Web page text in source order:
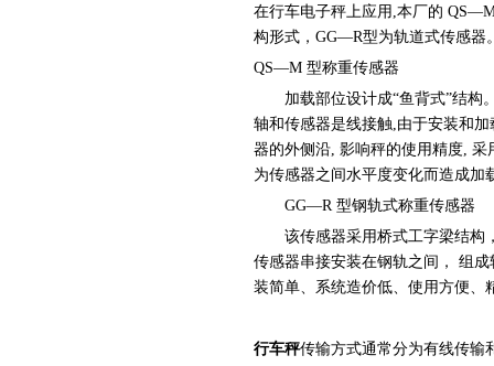
在行车电子秤上应用,本厂的
构形式，GG—R型为轨道式传感器
QS—M 型称重传感器
加载部位设计成“鱼背式”结构。
轴和传感器是线接触,由于安装和
器的外侧沿, 影响秤的使用精度,
为传感器之间水平度变化而造成加
GG—R 型钢轨式称重传感器
该传感器采用桥式工字梁结构，
传感器串接安装在钢轨之间， 组
装简单、系统造价低、使用方便、
行车秤传输方式通常分为有线传输